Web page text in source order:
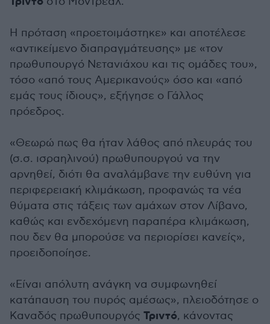
Η πρόταση «προετοιμάστηκε» και αποτέλεσε
«αντικείμενο διαπραγμάτευσης» με «τον
πρωθυπουργό Νετανιάχου και τις ομάδες του»,
τόσο «από τους Αμερικανούς» όσο και «από
εμάς τους ίδιους», εξήγησε ο Γάλλος
πρόεδρος.
«Θεωρώ πως θα ήταν λάθος από πλευράς του
(σ.σ. ισραηλινού) πρωθυπουργού να την
αρνηθεί, διότι θα αναλάμβανε την ευθύνη για
περιφερειακή κλιμάκωση, προφανώς τα νέα
θύματα στις τάξεις των αμάχων στον Λίβανο,
καθώς και ενδεχόμενη παραπέρα κλιμάκωση,
που δεν θα μπορούσε να περιορίσει κανείς»,
προειδοποίησε.
«Είναι απόλυτη ανάγκη να συμφωνηθεί
κατάπαυση του πυρός αμέσως», πλειοδότησε ο
Καναδός πρωθυπουργός Τριντό, κάνοντας